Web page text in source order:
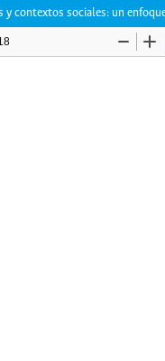
y contextos sociales: un